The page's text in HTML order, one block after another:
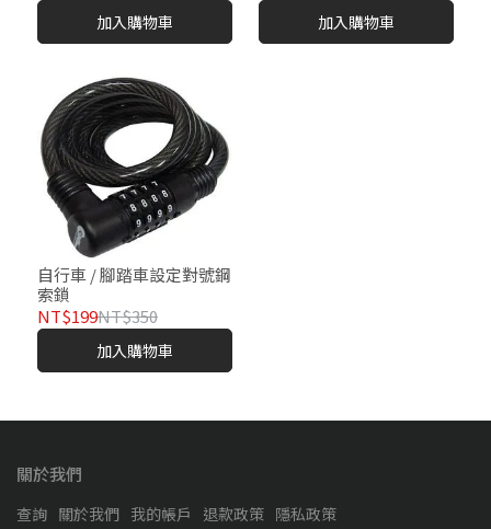
加入購物車 加入購物車
自行車 / 腳踏車設定對號鋼
索鎖
NT$199NT$350
加入購物車
關於我們
查詢 關於我們 我的帳戶 退款政策 隱私政策